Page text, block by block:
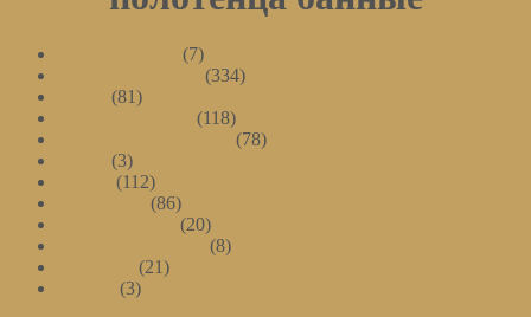
(7)
(334)
(81)
(118)
(78)
(3)
(112)
(86)
(20)
(8)
(21)
(3)